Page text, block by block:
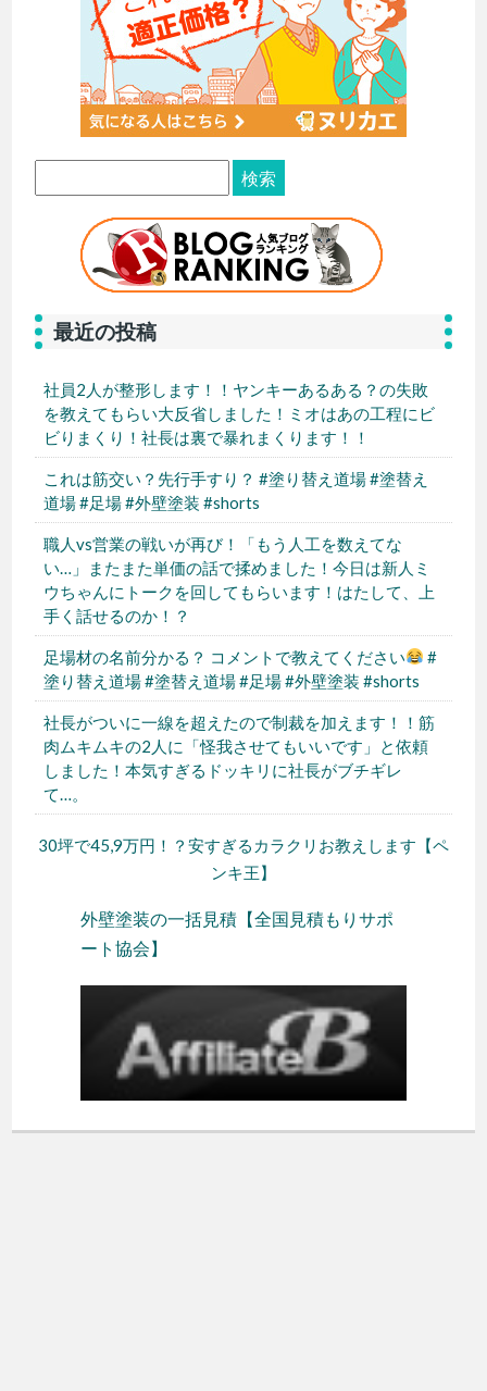
最近の投稿
社員2人が整形します！！ヤンキーあるある？の失敗
を教えてもらい大反省しました！ミオはあの工程にビ
ビりまくり！社長は裏で暴れまくります！！
これは筋交い？先行手すり？ #塗り替え道場 #塗替え
道場 #足場 #外壁塗装 #shorts
職人vs営業の戦いが再び！「もう人工を数えてな
い…」またまた単価の話で揉めました！今日は新人ミ
ウちゃんにトークを回してもらいます！はたして、上
手く話せるのか！？
足場材の名前分かる？ コメントで教えてください
#
塗り替え道場 #塗替え道場 #足場 #外壁塗装 #shorts
社長がついに一線を超えたので制裁を加えます！！筋
肉ムキムキの2人に「怪我させてもいいです」と依頼
しました！本気すぎるドッキリに社長がブチギレ
て…。
30坪で45,9万円！？安すぎるカラクリお教えします【ペ
ンキ王】
外壁塗装の一括見積【全国見積もりサポ
ート協会】